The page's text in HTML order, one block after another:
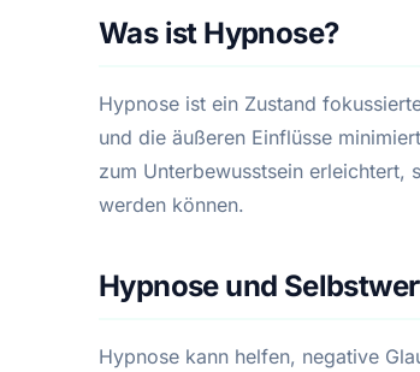
Was ist Hypnose?
Hypnose ist ein Zustand
und die äußeren Einflüsse
zum Unterbewusstsein erleichtert,
werden können.
Hypnose und
Hypnose kann helfen, negative